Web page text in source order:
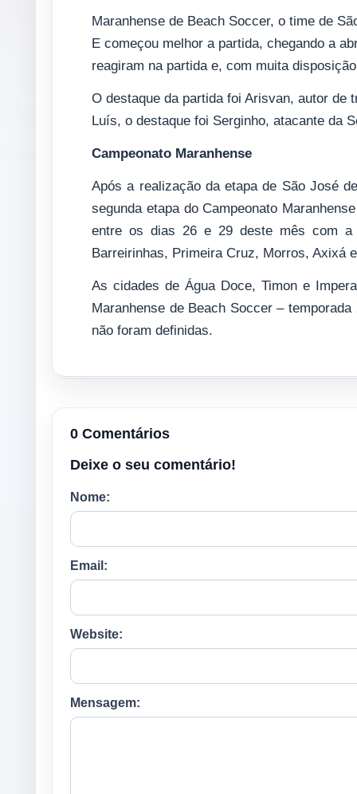
Maranhense de Beach Soccer, o time de
E começou melhor a partida, chegando a
reagiram na partida e, com muita
O destaque da partida foi Arisvan, autor de
Luís, o destaque foi Serginho, atacante da
Campeonato Maranhense
Após a realização da etapa de São José
segunda etapa do Campeonato
entre os dias 26 e 29 deste mês com a
Barreirinhas, Primeira Cruz, Morros, Axixá
As cidades de Água Doce, Timon e
Maranhense de Beach Soccer –
não foram definidas.
0 Comentários
Deixe o seu comentário!
Nome:
Email:
Website:
Mensagem: